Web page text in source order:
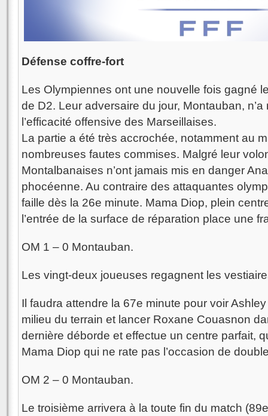
Défense coffre-fort
Les Olympiennes ont une nouvelle fois gagné
de D2. Leur adversaire du jour, Montauban,
l’efficacité offensive des Marseillaises.
La partie a été très accrochée, notamment au
nombreuses fautes commises. Malgré leur
Montalbanaises n’ont jamais mis en danger
phocéenne. Au contraire des attaquantes
faille dès la 26e minute. Mama Diop, plein
l’entrée de la surface de réparation place une
OM 1 – 0 Montauban.
Les vingt-deux joueuses regagnent les
Il faudra attendre la 67e minute pour voir
milieu du terrain et lancer Roxane Couasnon
dernière déborde et effectue un centre parfait,
Mama Diop qui ne rate pas l’occasion de
OM 2 – 0 Montauban.
Le troisième arrivera à la toute fin du match